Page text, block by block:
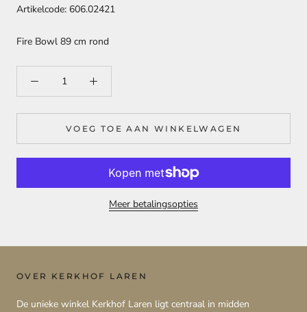
Artikelcode: 606.02421
Fire Bowl 89 cm rond
VOEG TOE AAN WINKELWAGEN
Meer betalingsopties
OVER KERKHOF LAREN
De unieke winkel Kerkhof Laren ligt centraal in midden